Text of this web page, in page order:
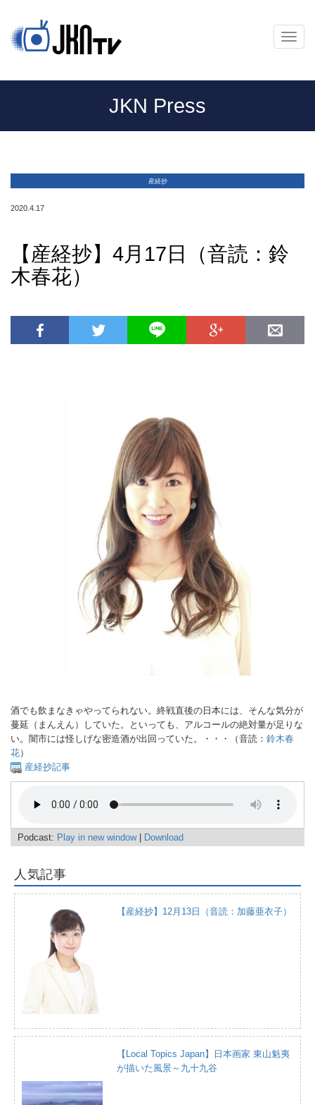
メ
ニ
ー
JKN Press
産経抄
2020.4.17
【産経抄】4月17日（音読：鈴
木春花）
酒でも飲まなきゃやってられない。終戦直後の日本には、そんな気分が
蔓延（まんえん）していた。といっても、アルコールの絶対量が足りな
い。闇市には怪しげな密造酒が出回っていた。・・・（音読： 鈴木春
花）
産経抄記事
Podcast: Play in new window| Download
人気記事
【産経抄】12月13日（音読：加藤亜衣子）
【Local Topics Japan】日本画家 東山魁夷
が描いた風景～九十九谷